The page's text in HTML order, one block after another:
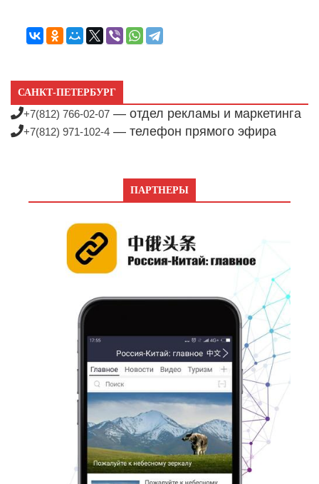
САНКТ-ПЕТЕРБУРГ
+7(812) 766-02-07 — отдел рекламы и маркетинга
+7(812) 971-102-4 — телефон прямого эфира
ПАРТНЕРЫ